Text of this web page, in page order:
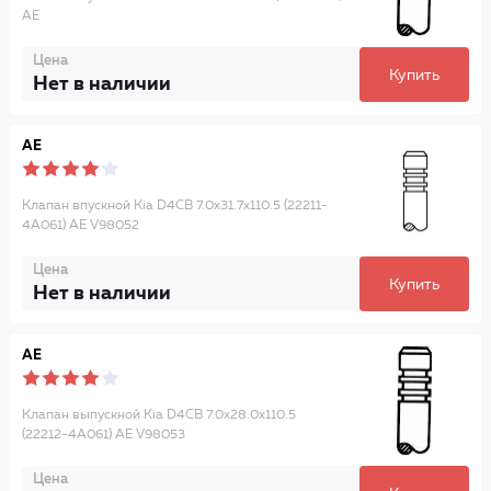
AE
Цена
Нет в наличии Купить
AE
Клапан впускной Kia D4CB 7.0x31.7x110.5 (22211-
4A061) AE V98052
Цена
Нет в наличии Купить
AE
Клапан выпускной Kia D4CB 7.0x28.0x110.5
(22212-4A061) AE V98053
Цена